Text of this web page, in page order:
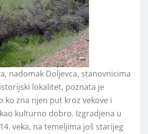
nadomak Doljevca, stanovnicima
lokalitet, poznata je
ko zna njen put kroz vekove i
kulturno dobro. Izgradjena u
veka, na temeljima još starijeg